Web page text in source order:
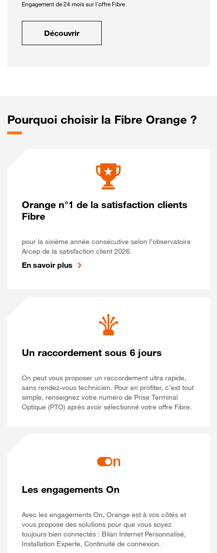
Engagement de 24 mois sur l'offre Fibre
Découvrir
Pourquoi choisir la Fibre Orange ?
Orange n°1 de la satisfaction clients
Fibre
pour la sixième année consécutive selon l’observatoire
Arcep de la satisfaction client 2026.
En savoir plus
Un raccordement sous 6 jours
On peut vous proposer un raccordement ultra rapide,
sans rendez-vous technicien. Pour en profiter, c’est tout
simple, renseignez votre numéro de Prise Terminal
Optique (PTO) après avoir sélectionné votre offre Fibre.
Les engagements On
Avec les engagements On, Orange est à vos côtés et
vous propose des solutions pour que vous soyez
toujours bien connectés : Bilan Internet Personnalisé,
Installation Experte, Continuité de connexion.